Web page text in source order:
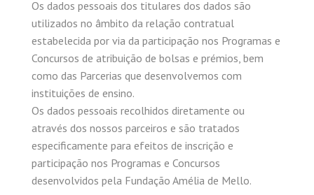
Os dados pessoais dos titulares dos dados são
utilizados no âmbito da relação contratual
estabelecida por via da participação nos Programas e
Concursos de atribuição de bolsas e prémios, bem
como das Parcerias que desenvolvemos com
instituições de ensino.
Os dados pessoais recolhidos diretamente ou
através dos nossos parceiros e são tratados
especificamente para efeitos de inscrição e
participação nos Programas e Concursos
desenvolvidos pela Fundação Amélia de Mello.